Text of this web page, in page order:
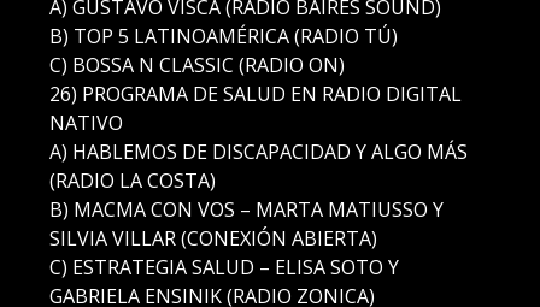
A) GUSTAVO VISCA (RADIO BAIRES SOUND)
B) TOP 5 LATINOAMÉRICA (RADIO TÚ)
C) BOSSA N CLASSIC (RADIO ON)
26) PROGRAMA DE SALUD EN RADIO DIGITAL
NATIVO
A) HABLEMOS DE DISCAPACIDAD Y ALGO MÁS
(RADIO LA COSTA)
B) MACMA CON VOS – MARTA MATIUSSO Y
SILVIA VILLAR (CONEXIÓN ABIERTA)
C) ESTRATEGIA SALUD – ELISA SOTO Y
GABRIELA ENSINIK (RADIO ZONICA)